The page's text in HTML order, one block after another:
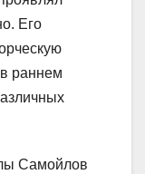
Его
раннем
Самойлов